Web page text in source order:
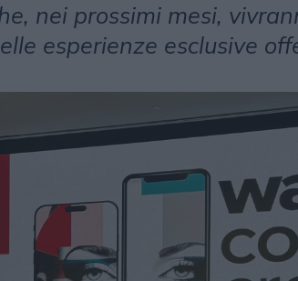
nei prossimi mesi,
esperienze esclusive